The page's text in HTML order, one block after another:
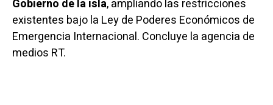
Gobierno de la isla, ampliando las restricciones
existentes bajo la Ley de Poderes Económicos de
Emergencia Internacional. Concluye la agencia de
medios RT.